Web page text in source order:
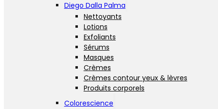
Diego Dalla Palma
Nettoyants
Lotions
Exfoliants
Sérums
Masques
Crèmes
Crèmes contour yeux & lèvres
Produits corporels
Colorescience